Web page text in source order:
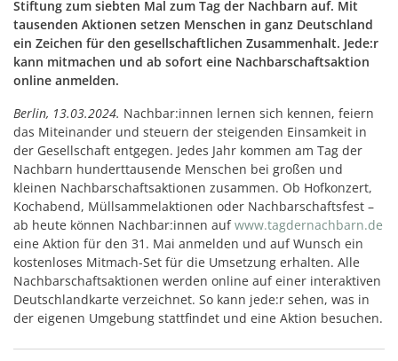
Stiftung zum siebten Mal zum Tag der Nachbarn auf. Mit
tausenden Aktionen setzen Menschen in ganz Deutschland
ein Zeichen für den gesellschaftlichen Zusammenhalt. Jede:r
kann mitmachen und ab sofort eine Nachbarschaftsaktion
online anmelden.
Berlin, 13.03.2024. Nachbar:innen lernen sich kennen, feiern
das Miteinander und steuern der steigenden Einsamkeit in
der Gesellschaft entgegen. Jedes Jahr kommen am Tag der
Nachbarn hunderttausende Menschen bei großen und
kleinen Nachbarschaftsaktionen zusammen. Ob Hofkonzert,
Kochabend, Müllsammelaktionen oder Nachbarschaftsfest –
ab heute können Nachbar:innen aufwww.tagdernachbarn.de
eine Aktion für den 31. Mai anmelden und auf Wunsch ein
kostenloses Mitmach-Set für die Umsetzung erhalten. Alle
Nachbarschaftsaktionen werden online auf einer interaktiven
Deutschlandkarte verzeichnet. So kann jede:r sehen, was in
der eigenen Umgebung stattfindet und eine Aktion besuchen.